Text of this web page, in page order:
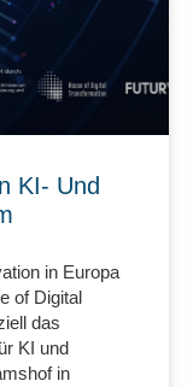
KI- Und
in Europa
of Digital
das
KI und
in